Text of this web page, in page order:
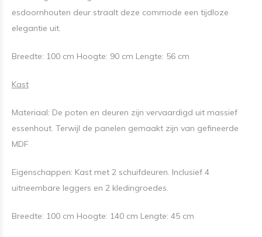
esdoornhouten deur straalt deze commode een tijdloze
elegantie uit.
Breedte: 100 cm Hoogte: 90 cm Lengte: 56 cm
Kast
Materiaal: De poten en deuren zijn vervaardigd uit massief
essenhout. Terwijl de panelen gemaakt zijn van gefineerde
MDF
Eigenschappen: Kast met 2 schuifdeuren. Inclusief 4
uitneembare leggers en 2 kledingroedes.
Breedte: 100 cm Hoogte: 140 cm Lengte: 45 cm
Onze nieuwe actie in de winkel !